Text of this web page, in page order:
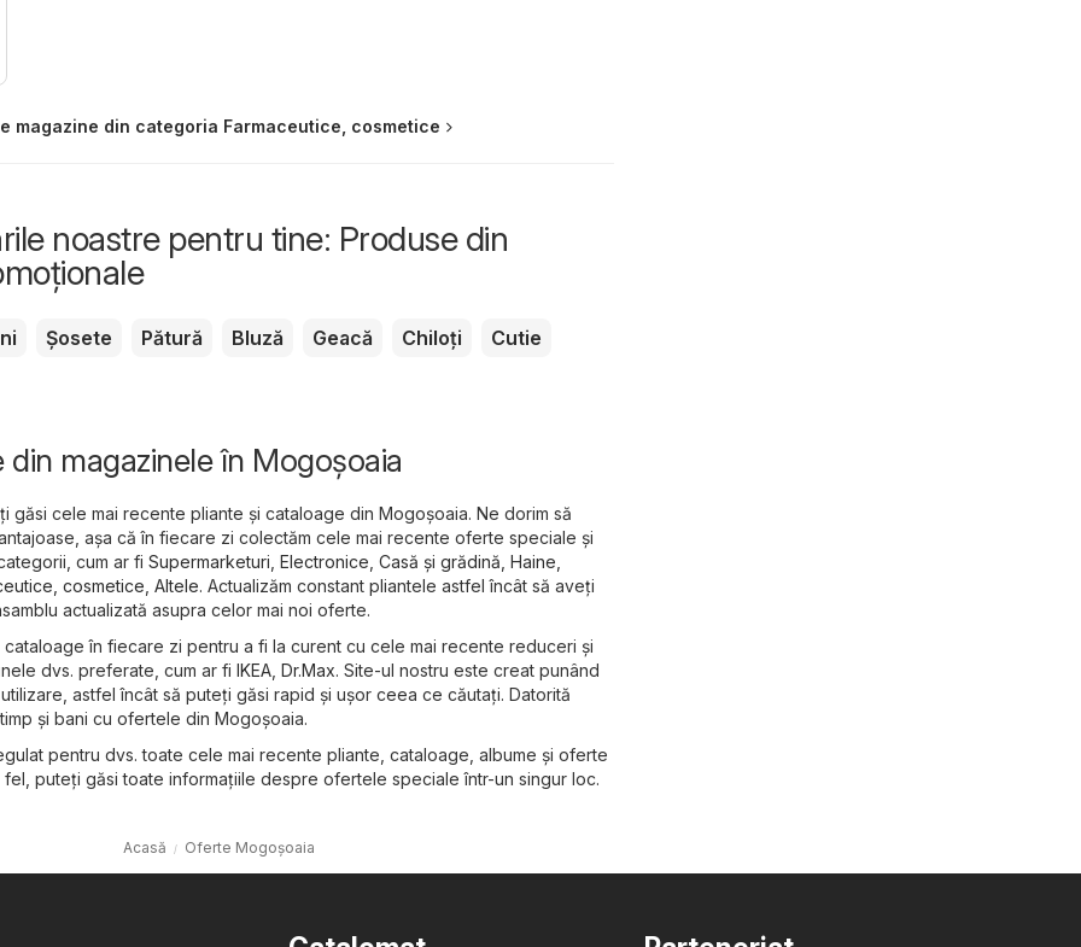
magazine din categoria Farmaceutice, cosmetice
noastre pentru tine: Produse din
Șosete Pătură Bluză Geacă Chiloți Cutie
magazinele în Mogoşoaia
găsi cele mai recente pliante și cataloage din Mogoşoaia. Ne dorim să
așa că în fiecare zi colectăm cele mai recente oferte speciale și
cum ar fi Supermarketuri Electronice Casă și grădină Haine,
cosmetice Altele. Actualizăm constant pliantele astfel încât să aveți
actualizată asupra celor mai noi oferte.
în fiecare zi pentru a fi la curent cu cele mai recente reduceri și
dvs. preferate, cum ar fi IKEA Dr.Max. Site-ul nostru este creat punând
astfel încât să puteți găsi rapid și ușor ceea ce căutați. Datorită
și bani cu ofertele din Mogoşoaia.
pentru dvs. toate cele mai recente pliante, cataloage, albume și oferte
fel, puteți găsi toate informațiile despre ofertele speciale într-un singur loc.
Acasă Oferte Mogoşoaia